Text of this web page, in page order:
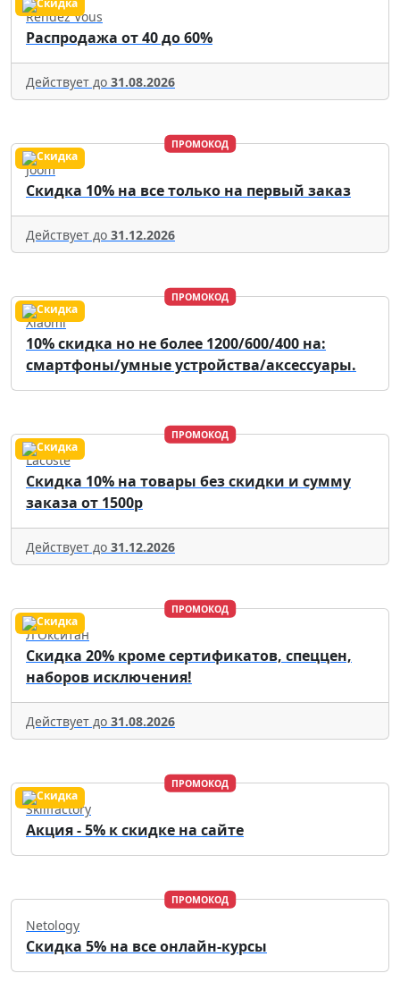
Rendez Vous
Распродажа от 40 до 60%
Действует до 31.08.2026
ПРОМОКОД
Joom
Скидка 10% на все только на первый заказ
Действует до 31.12.2026
ПРОМОКОД
Xiaomi
10% скидка но не более 1200/600/400 на:
смартфоны/умные устройства/аксессуары.
ПРОМОКОД
Lacoste
Скидка 10% на товары без скидки и сумму
заказа от 1500р
Действует до 31.12.2026
ПРОМОКОД
Л'Окситан
Скидка 20% кроме сертификатов, спеццен,
наборов исключения!
Действует до 31.08.2026
ПРОМОКОД
Skillfactory
Акция - 5% к скидке на сайте
ПРОМОКОД
Netology
Скидка 5% на все онлайн-курсы